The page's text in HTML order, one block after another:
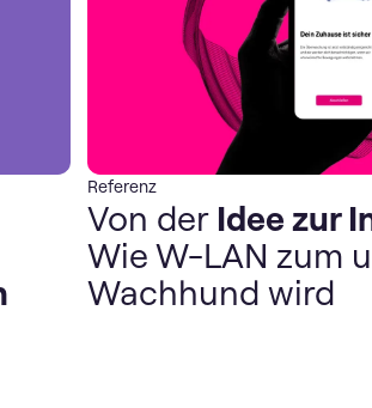
Referenz
Von der Idee zur
Wie W-LAN zum
Wachhund wird